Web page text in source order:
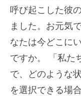
呼び起こした彼
ました。お元気
なたは今どこに
ですか。 「私た
で、どのような
を選択できる場